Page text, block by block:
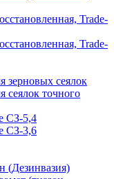
Trade-
Trade-
зерновых сеялок
сеялок точного
СЗ-5,4
СЗ-3,6
(Дезинвазия)